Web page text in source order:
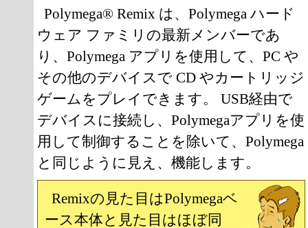
Polymega® Remix は、Polymega ハード
ウェア ファミリの最新メンバーであ
り、Polymega アプリを使用して、PC や
その他のデバイスで CD やカートリッジ
ゲームをプレイできます。 USB経由で
デバイスに接続し、Polymegaアプリを使
用して制御することを除いて、Polymega
と同じように見え、機能します。
Remixの見た目はPolymegaベ
ース本体と見た目はほぼ同